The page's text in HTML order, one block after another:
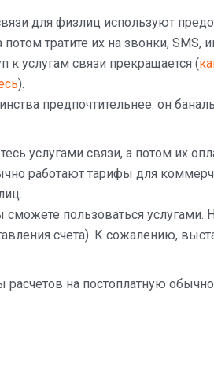
для физлиц используют
потом тратите их на звонки, SMS,
к услугам связи прекращается (
).
предпочтительнее: он
услугами связи, а потом их
работают тарифы для
пользоваться услугами.
счета). К сожалению,
расчетов на постоплатную